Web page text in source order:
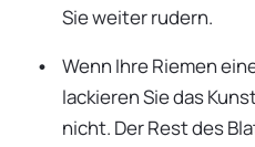
Sie weiter rudern.
Wenn Ihre Riemen
lackieren Sie das
nicht. Der Rest des